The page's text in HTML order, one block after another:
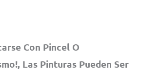
Con Pincel O
Las Pinturas Pueden Ser